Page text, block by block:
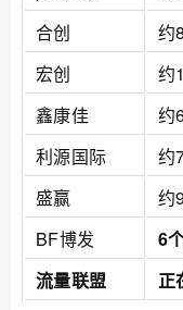
合创
约
宏创
约
鑫康佳
约
利源国际
约
盛赢
约
BF博发
6
流量联盟
正